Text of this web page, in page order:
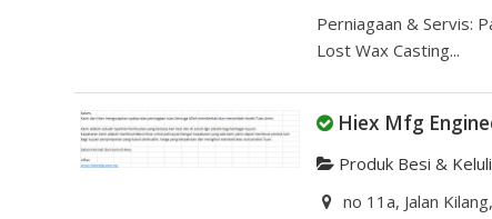
Perniagaan & Servis:
Lost Wax Casting...
Hiex Mfg
Produk Besi & Keluli
no 11a, Jalan